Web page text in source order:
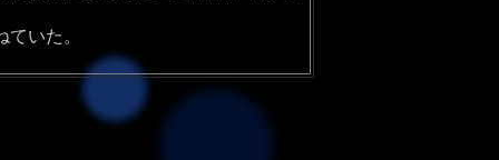
いた。